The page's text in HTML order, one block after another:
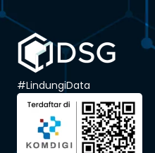
#LindungiData